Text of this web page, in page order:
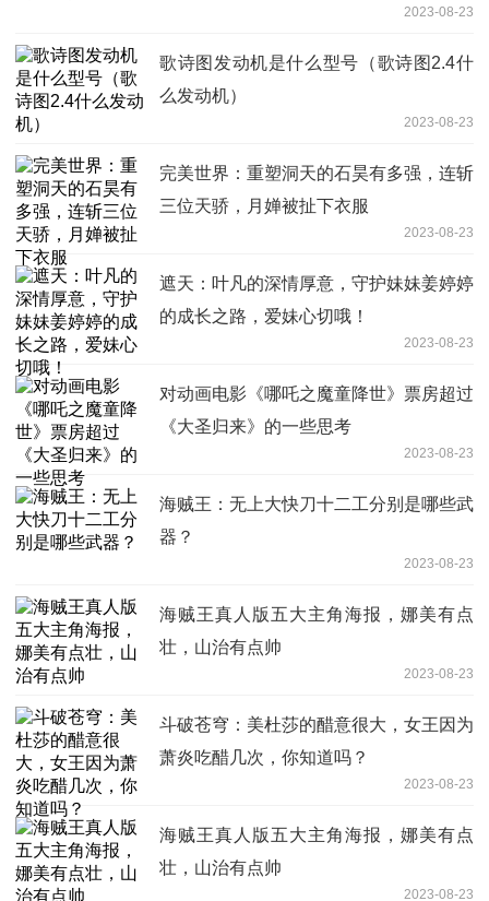
2023-08-23
歌诗图发动机是什么型号（歌诗图2.4什
么发动机）
2023-08-23
完美世界：重塑洞天的石昊有多强，连斩
三位天骄，月婵被扯下衣服
2023-08-23
遮天：叶凡的深情厚意，守护妹妹姜婷婷
的成长之路，爱妹心切哦！
2023-08-23
对动画电影《哪吒之魔童降世》票房超过
《大圣归来》的一些思考
2023-08-23
海贼王：无上大快刀十二工分别是哪些武
器？
2023-08-23
海贼王真人版五大主角海报，娜美有点
壮，山治有点帅
2023-08-23
斗破苍穹：美杜莎的醋意很大，女王因为
萧炎吃醋几次，你知道吗？
2023-08-23
海贼王真人版五大主角海报，娜美有点
壮，山治有点帅
2023-08-23